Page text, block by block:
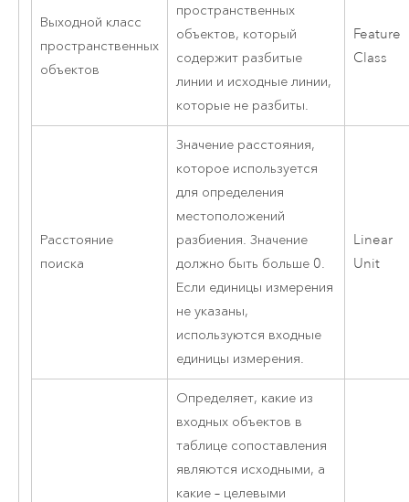
Выходной класс
пространственных
объектов
пространственных
объектов, который
содержит разбитые
линии и исходные линии,
которые не разбиты.
Feature
Class
Расстояние
поиска
Значение расстояния,
которое используется
для определения
местоположений
разбиения. Значение
должно быть больше 0.
Если единицы измерения
не указаны,
используются входные
единицы измерения.
Linear
Unit
Определяет, какие из
входных объектов в
таблице сопоставления
являются исходными, а
какие – целевыми